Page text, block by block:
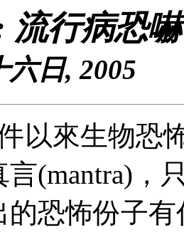
流行病恐嚇
日, 2005
以來生物恐
(mantra)，
的恐怖份子